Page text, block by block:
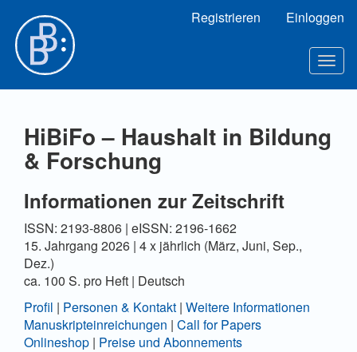
Hauptinhalt
Sidebar
Registrieren Einloggen
HiBiFo – Haushalt in Bildung
& Forschung
Informationen zur Zeitschrift
ISSN: 2193-8806 | eISSN: 2196-1662
15. Jahrgang 2026 | 4 x jährlich (März, Juni, Sep.,
Dez.)
ca. 100 S. pro Heft | Deutsch
Profil | Personen & Kontakt | Weitere Informationen
Manuskripteinreichungen | Call for Papers
Onlineshop | Preise und Abonnements